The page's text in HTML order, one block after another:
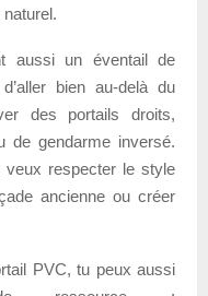
aussi un éventail de
bien au-delà du
des portails droits,
de gendarme inversé.
respecter le style
ancienne ou créer
PVC, tu peux aussi